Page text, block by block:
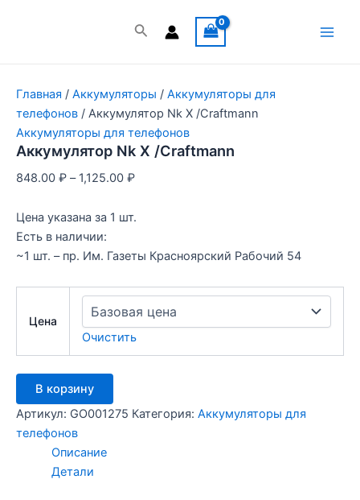
Поиск
Главная / Аккумуляторы / Аккумуляторы для
телефонов / Аккумулятор Nk X /Craftmann
Аккумуляторы для телефонов
Аккумулятор Nk X /Craftmann
848.00 ₽ – 1,125.00 ₽
Цена указана за 1 шт.
Есть в наличии:
~1 шт. – пр. Им. Газеты Красноярский Рабочий 54
Цена
Очистить
Количество
товара
Аккумулятор
Nk
/Craftmann
В корзину
Артикул: GO001275 Категория: Аккумуляторы для
телефонов
Описание
Детали